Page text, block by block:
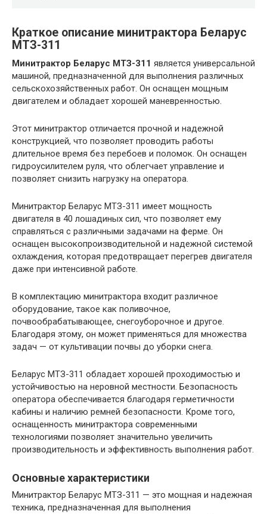
Краткое описание минитрактора Беларус
МТЗ-311
Минитрактор Беларус МТЗ-311 является универсальной
машиной, предназначенной для выполнения различных
сельскохозяйственных работ. Он оснащен мощным
двигателем и обладает хорошей маневренностью.
Этот минитрактор отличается прочной и надежной
конструкцией, что позволяет проводить работы
длительное время без перебоев и поломок. Он оснащен
гидроусилителем руля, что облегчает управление и
позволяет снизить нагрузку на оператора.
Минитрактор Беларус МТЗ-311 имеет мощность
двигателя в 40 лошадиных сил, что позволяет ему
справляться с различными задачами на ферме. Он
оснащен высокопроизводительной и надежной системой
охлаждения, которая предотвращает перегрев двигателя
даже при интенсивной работе.
В комплектацию минитрактора входит различное
оборудование, такое как поливочное,
почвообрабатывающее, снегоуборочное и другое.
Благодаря этому, он может применяться для множества
задач — от культивации почвы до уборки снега.
Беларус МТЗ-311 обладает хорошей проходимостью и
устойчивостью на неровной местности. Безопасность
оператора обеспечивается благодаря герметичности
кабины и наличию ремней безопасности. Кроме того,
оснащенность минитрактора современными
технологиями позволяет значительно увеличить
производительность и эффективность выполнения работ.
Основные характеристики
Минитрактор Беларус МТЗ-311 — это мощная и надежная
техника, предназначенная для выполнения